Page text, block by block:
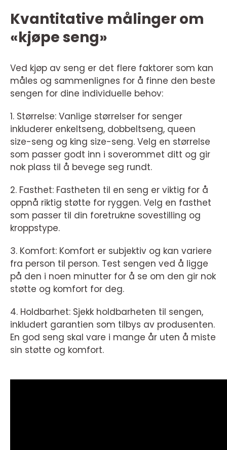
Kvantitative målinger om
«kjøpe seng»
Ved kjøp av seng er det flere faktorer som kan
måles og sammenlignes for å finne den beste
sengen for dine individuelle behov:
1. Størrelse: Vanlige størrelser for senger
inkluderer enkeltseng, dobbeltseng, queen
size-seng og king size-seng. Velg en størrelse
som passer godt inn i soverommet ditt og gir
nok plass til å bevege seg rundt.
2. Fasthet: Fastheten til en seng er viktig for å
oppnå riktig støtte for ryggen. Velg en fasthet
som passer til din foretrukne sovestilling og
kroppstype.
3. Komfort: Komfort er subjektiv og kan variere
fra person til person. Test sengen ved å ligge
på den i noen minutter for å se om den gir nok
støtte og komfort for deg.
4. Holdbarhet: Sjekk holdbarheten til sengen,
inkludert garantien som tilbys av produsenten.
En god seng skal vare i mange år uten å miste
sin støtte og komfort.